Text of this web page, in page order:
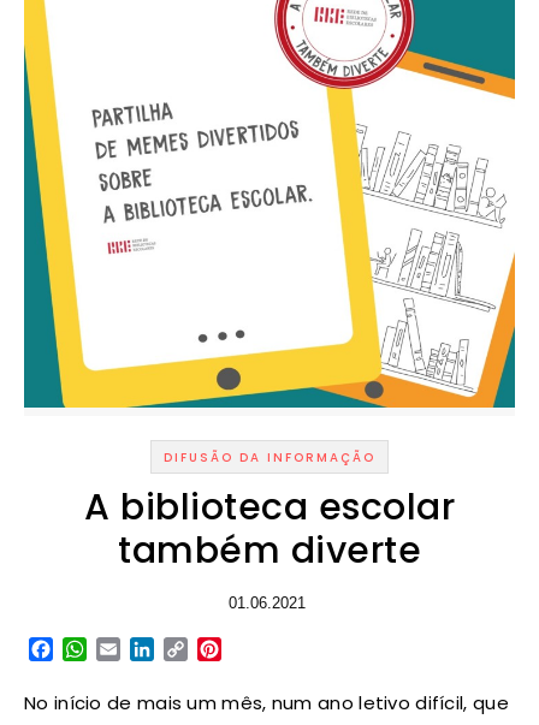
DIFUSÃO DA INFORMAÇÃO
A biblioteca escolar
também diverte
01.06.2021
Facebook
WhatsApp
EmailLinkedIn
Copy
No início de mais um mês, num ano letivo difícil, que